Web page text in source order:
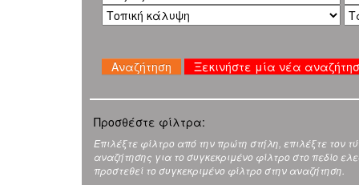
Ξεκινήστε μία νέα
Προσθέστε φίλτρα:
Επιλέξτε φίλτρο από την πρώτη στήλη, επιλέξτε τον
αναζήτησης για το συγκεκριμένο φίλτρο στο πεδίο
προστεθεί το συγκεκριμένο φίλτρο στην αναζήτηση.